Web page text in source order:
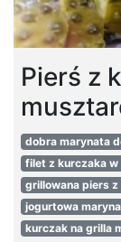
Pierś z
dobra marynata
filet z kurczaka
grillowana piers
jogurtowa
kurczak na grilla